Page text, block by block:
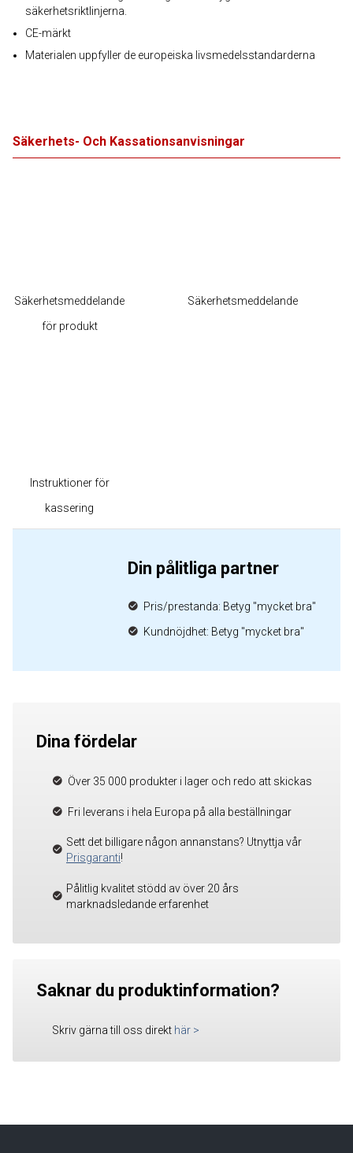
säkerhetsriktlinjerna.
CE-märkt
Materialen uppfyller de europeiska livsmedelsstandarderna
Säkerhets- Och Kassationsanvisningar
Säkerhetsmeddelande
för produkt
Säkerhetsmeddelande
Instruktioner för
kassering
Din pålitliga partner
Pris/prestanda: Betyg "mycket bra"
Kundnöjdhet: Betyg "mycket bra"
Dina fördelar
Över 35 000 produkter i lager och redo att skickas
Fri leverans i hela Europa på alla beställningar
Sett det billigare någon annanstans? Utnyttja vår
Prisgaranti!
Pålitlig kvalitet stödd av över 20 års
marknadsledande erfarenhet
Saknar du produktinformation?
Skriv gärna till oss direkt här >